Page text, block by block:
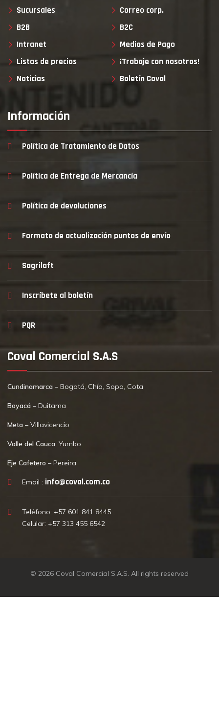
Sucursales
Correo corp.
B2B
B2C
Intranet
Medios de Pago
Listas de precios
¡Trabaje con nosotros!
Noticias
Boletín Coval
Información
Política de Tratamiento de Datos
Política de Entrega de Mercancía
Política de devoluciones
Formato de actualización puntos de envío
Sagrilaft
Inscríbete al boletín
PQR
Coval Comercial S.A.S
Cundinamarca – Bogotá, Chía, Sopo, Cota
Boyacá – Duitama
Meta – Villavicencio
Valle del Cauca: Yumbo
Eje Cafetero – Pereira
Email : info@coval.com.co
Teléfono: +57 601 841 8445
Celular: +57 313 455 6542
© 2026 Coval Comercial S.A.S. All rights reserved